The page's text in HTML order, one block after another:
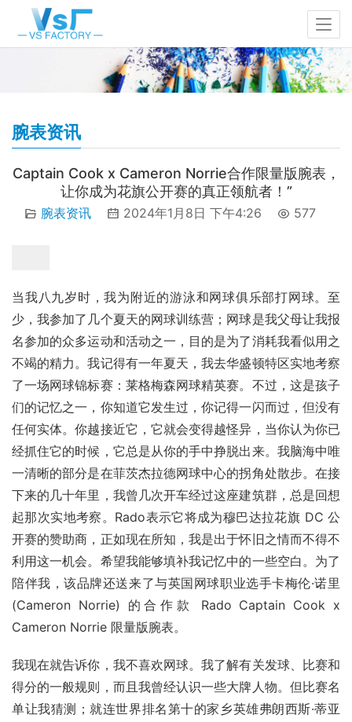
腕表资讯
Captain Cook x Cameron Norrie合作限量版腕表，
让你成为花旗公开赛的真正领航者！”
腕表资讯 2024年1月8日 下午4:26 577
当我八九岁时，我为附近的游泳和网球俱乐部打网球。至
少，我参加了几个夏天的网球训练营；网球是我父母让我报
名参加的众多运动和活动之一，目的是为了消耗我看似用之
不竭的精力。我记得有一年夏天，我去华盛顿特区实地考察
了一场网球锦标赛：莱格梅森网球精英赛。不过，这是孩子
们的记忆之一，你知道它发生过，你记得一闪而过，但没有
任何实体。你越接近它，它就会变得越怪异，当你认为你已
经抓住它的时候，它总是从你的手中挣脱出来。我脑海中唯
一清晰的部分是在菲茨杰拉德网球中心的拐角处散步。在接
下来的几十年里，我曾几次开车经过这座建筑群，总是回想
起那次实地考察。Rado表示它将成为穆巴达拉花旗 DC 公
开赛的赞助商，正如现在所知，我是出于怀旧之情而不得不
利用这一机会。希望我能够填补我记忆中的一些空白。为了
陪伴我，该品牌还送来了与英国网球职业选手卡梅伦·诺里
(Cameron Norrie) 的合作款 Rado Captain Cook x
Cameron Norrie 限量版腕表。
我现在就告诉你，我不喜欢网球。我了解有关发球、比赛和
得分的一般规则，而且我曾经认识一些大牌人物。但比赛名
单让我猜测；就连世界排名第十的家乡英雄弗朗西斯·蒂亚